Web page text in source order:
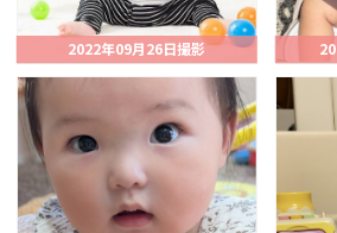
2022年09月26日撮影